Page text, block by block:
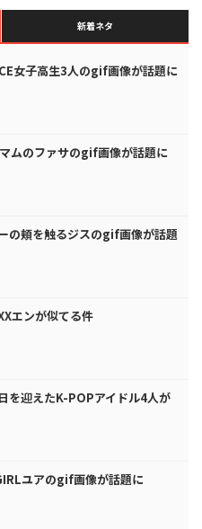
新着ネタ
女子高生3人のgif画像が話題に
ムのファサのgif画像が話題に
の頬を触るジスのgif画像が話題
エンが似てる件
を迎えたK-POPアイドル4人が
ユアのgif画像が話題に